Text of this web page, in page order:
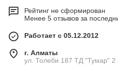
Рейтинг не сформирован
Менее 5 отзывов за
Работает с 05.12.2012
г. Алматы
ул. Толеби 187 ТД "Тумар" 2